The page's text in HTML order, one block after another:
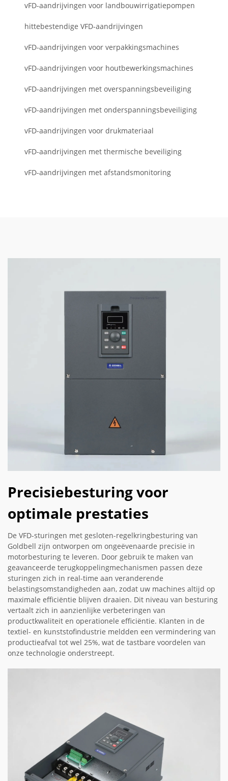
vFD-aandrijvingen voor landbouwirrigatiepompen
hittebestendige VFD-aandrijvingen
vFD-aandrijvingen voor verpakkingsmachines
vFD-aandrijvingen voor houtbewerkingsmachines
vFD-aandrijvingen met overspanningsbeveiliging
vFD-aandrijvingen met onderspanningsbeveiliging
vFD-aandrijvingen voor drukmateriaal
vFD-aandrijvingen met thermische beveiliging
vFD-aandrijvingen met afstandsmonitoring
Precisiebesturing voor
optimale prestaties
De VFD-sturingen met gesloten-regelkringbesturing van
Goldbell zijn ontworpen om ongeëvenaarde precisie in
motorbesturing te leveren. Door gebruik te maken van
geavanceerde terugkoppelingmechanismen passen deze
sturingen zich in real-time aan veranderende
belastingsomstandigheden aan, zodat uw machines altijd op
maximale efficiëntie blijven draaien. Dit niveau van besturing
vertaalt zich in aanzienlijke verbeteringen van
productkwaliteit en operationele efficiëntie. Klanten in de
textiel- en kunststofindustrie meldden een vermindering van
productieafval tot wel 25%, wat de tastbare voordelen van
onze technologie onderstreept.